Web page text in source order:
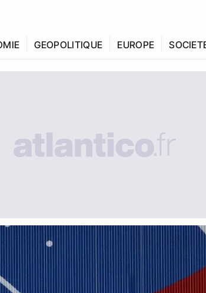
GEOPOLITIQUE EUROPE